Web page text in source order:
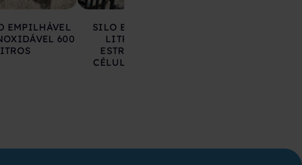
EMPILHÁVEL
600
SILO EM AÇO 17.000
LITROS SOBRE
ESTRUTURA COM
CÉLULAS DE CARGA